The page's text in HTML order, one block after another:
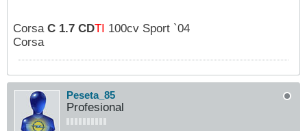
Corsa C 1.7 CDTI 100cv Sport `04
Corsa
Peseta_85
Profesional